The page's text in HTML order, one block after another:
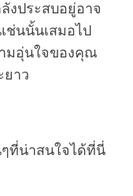
งประสบอยู่อาจ
ช่นนั้นเสมอไป
มอุ่นใจของคุณ
าว
ที่น่าสนใจได้ที่นี่